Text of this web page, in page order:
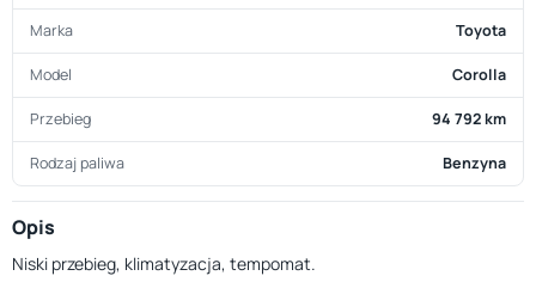
Marka Toyota
Model Corolla
Przebieg 94 792 km
Rodzaj paliwa Benzyna
Opis
Niski przebieg, klimatyzacja, tempomat.